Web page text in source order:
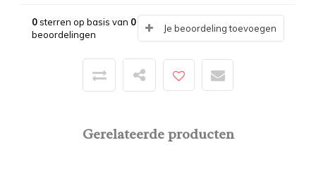
0sterren op basis van 0
beoordelingen
Je beoordeling toevoegen
Gerelateerde producten